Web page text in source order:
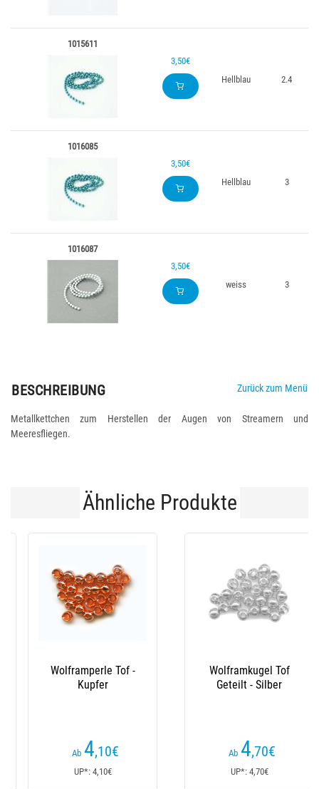
1015611
3,50€
Hellblau
2.4
1016085
3,50€
Hellblau
3
1016087
3,50€
weiss
3
BESCHREIBUNG Zurück zum Menü
Metallkettchen zum Herstellen der Augen von Streamern und
Meeresfliegen.
Ähnliche Produkte
Wolframperle Tof -
Kupfer
4,10€
UP*: 4,10€
Wolframkugel Tof
Geteilt - Silber
4,70€
UP*: 4,70€